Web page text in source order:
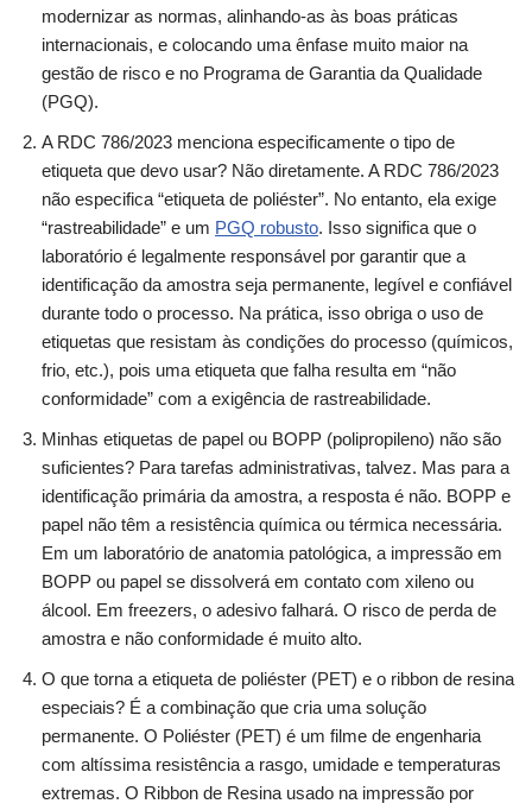
modernizar as normas, alinhando-as às boas práticas
internacionais, e colocando uma ênfase muito maior na
gestão de risco e no Programa de Garantia da Qualidade
(PGQ).
A RDC 786/2023 menciona especificamente o tipo de
etiqueta que devo usar? Não diretamente. A RDC 786/2023
não especifica “etiqueta de poliéster”. No entanto, ela exige
“rastreabilidade” e um PGQ robusto. Isso significa que o
laboratório é legalmente responsável por garantir que a
identificação da amostra seja permanente, legível e confiável
durante todo o processo. Na prática, isso obriga o uso de
etiquetas que resistam às condições do processo (químicos,
frio, etc.), pois uma etiqueta que falha resulta em “não
conformidade” com a exigência de rastreabilidade.
Minhas etiquetas de papel ou BOPP (polipropileno) não são
suficientes? Para tarefas administrativas, talvez. Mas para a
identificação primária da amostra, a resposta é não. BOPP e
papel não têm a resistência química ou térmica necessária.
Em um laboratório de anatomia patológica, a impressão em
BOPP ou papel se dissolverá em contato com xileno ou
álcool. Em freezers, o adesivo falhará. O risco de perda de
amostra e não conformidade é muito alto.
O que torna a etiqueta de poliéster (PET) e o ribbon de resina
especiais? É a combinação que cria uma solução
permanente. O Poliéster (PET) é um filme de engenharia
com altíssima resistência a rasgo, umidade e temperaturas
extremas. O Ribbon de Resina usado na impressão por